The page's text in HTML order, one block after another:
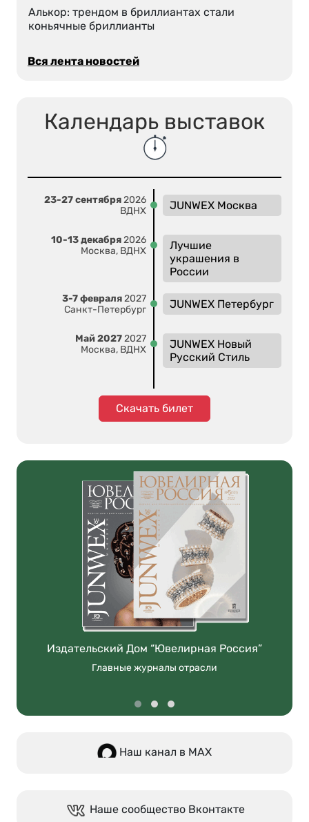
Алькор: трендом в бриллиантах стали
коньячные бриллианты
Вся лента новостей
Календарь выставок
23-27 сентября2026
ВДНХ
JUNWEX Москва
10-13 декабря2026
Москва, ВДНХ
Лучшие
украшения в
России
3-7 февраля2027
Санкт-Петербург
JUNWEX Петербург
Май 20272027
Москва, ВДНХ
JUNWEX Новый
Русский Стиль
Скачать билет
Издательский Дом “Ювелирная Россия”
Главные журналы отрасли
Наш канал в МАХ
Наше сообщество Вконтакте